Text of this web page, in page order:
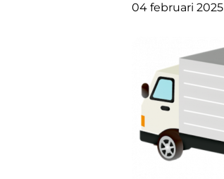
04 februari 2025